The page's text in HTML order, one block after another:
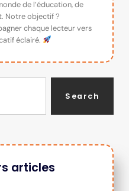
de l’éducation, de
Notre objectif ?
chaque lecteur vers
éclairé.
Search
articles